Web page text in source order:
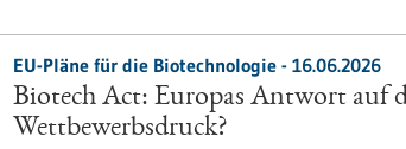
EU-Pläne für die Biotechnologie - 16.06.2026
Biotech Act: Europas Antwort auf
Wettbewerbsdruck?